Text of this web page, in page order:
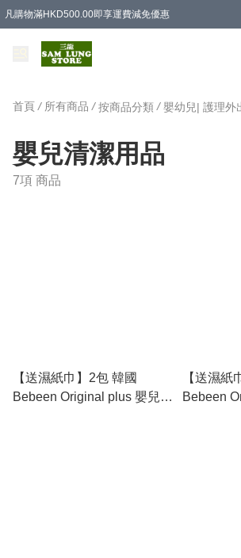
凡購物滿HKD500.00即享運費減免優惠
首頁 / 所有商品 / 按商品分類 / 嬰幼兒| 護理外
嬰兒清潔用品
7項 商品
【送濕紙巾】2包 韓國
Bebeen Original plus 嬰兒柔
【送濕紙
Bebeen